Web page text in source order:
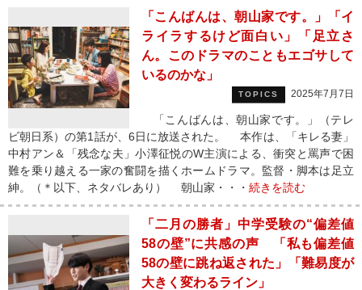
「こんばんは、朝山家です。」「イ
ライラするけど面白い」「足立さ
ん。このドラマのこともエゴサして
いるのかな」
TOPICS 2025年7月7日
「こんばんは、朝山家です。」（テレ
ビ朝日系）の第1話が、6日に放送された。 本作は、「キレる妻」
中村アン＆「残念な夫」小澤征悦のW主演による、衝突と罵声で困
難を乗り越える一家の奮闘を描くホームドラマ。監督・脚本は足立
紳。（＊以下、ネタバレあり） 朝山家・・・ 続きを読む
「二月の勝者」中学受験の“偏差値
58の壁”に共感の声 「私も偏差値
58の壁に跳ね返された」「難易度が
大きく変わるライン」